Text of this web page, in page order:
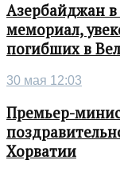
Азербайджан
мемориал,
погибших в
30 мая 12:03
Премьер-
Хорватии